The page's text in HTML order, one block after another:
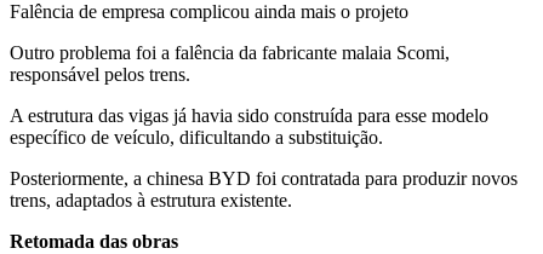
Falência de empresa complicou ainda mais o projeto
Outro problema foi a falência da fabricante malaia Scomi,
responsável pelos trens.
A estrutura das vigas já havia sido construída para esse modelo
específico de veículo, dificultando a substituição.
Posteriormente, a chinesa BYD foi contratada para produzir novos
trens, adaptados à estrutura existente.
Retomada das obras